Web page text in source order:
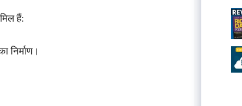
हैं:
निर्माण।